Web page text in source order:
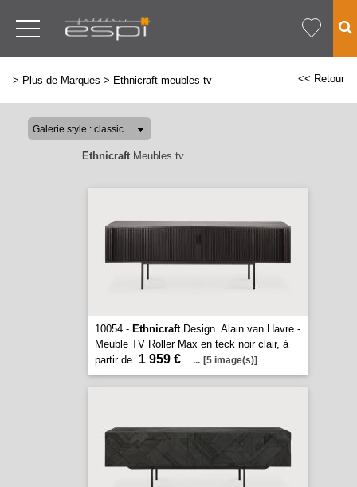
> Plus de Marques > Ethnicraft meubles tv << Retour
EthnicraftMeubles tv
10054 - EthnicraftDesign. Alain van Havre -
Meuble TV Roller Max en teck noir clair, à
partir de 1 959 € ... [5 image(s)]